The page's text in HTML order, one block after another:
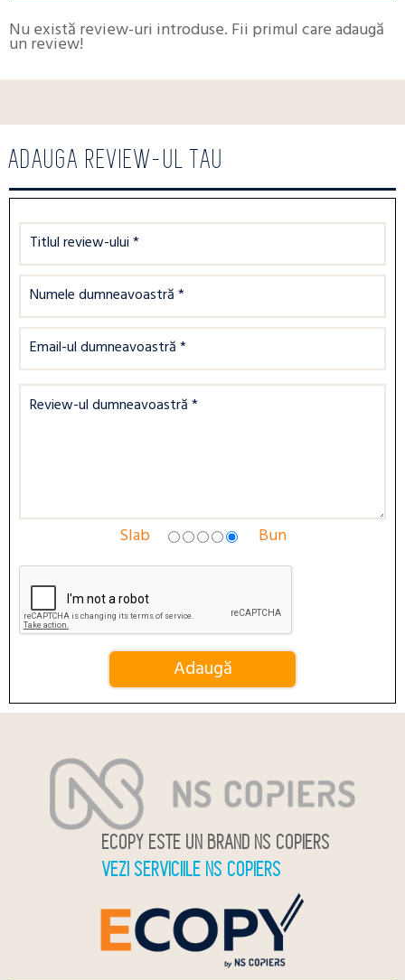
Nu există review-uri introduse. Fii primul care adaugă
un review!
ADAUGA REVIEW-UL TAU
Slab Bun
ECOPY ESTE UN BRAND NS COPIERS
VEZI SERVICIILE NS COPIERS